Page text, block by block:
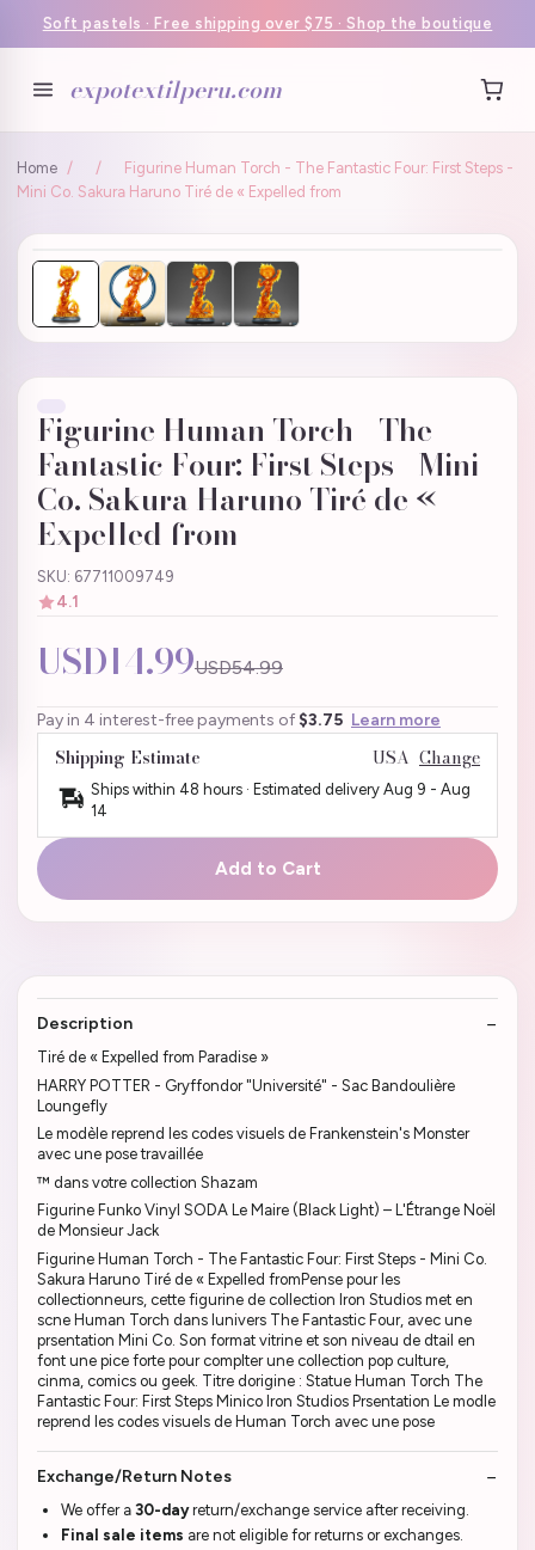
Soft pastels · Free shipping over $75 · Shop the boutique
expotextilperu.com
Home / /
Figurine Human Torch - The Fantastic Four: First Steps -
Mini Co. Sakura Haruno Tiré de « Expelled from
Figurine Human Torch - The
Fantastic Four: First Steps - Mini
Co. Sakura Haruno Tiré de «
Expelled from
SKU: 67711009749
4.1
USD14.99USD54.99
Pay in 4 interest-free payments of $3.75 Learn more
Shipping Estimate USA Change
Ships within 48 hours · Estimated delivery Aug 9 - Aug
14
Add to Cart
Description
Tiré de « Expelled from Paradise »
HARRY POTTER - Gryffondor "Université" - Sac Bandoulière
Loungefly
Le modèle reprend les codes visuels de Frankenstein's Monster
avec une pose travaillée
™ dans votre collection Shazam
Figurine Funko Vinyl SODA Le Maire (Black Light) – L'Étrange Noël
de Monsieur Jack
Figurine Human Torch - The Fantastic Four: First Steps - Mini Co.
Sakura Haruno Tiré de « Expelled fromPense pour les
collectionneurs, cette figurine de collection Iron Studios met en
scne Human Torch dans lunivers The Fantastic Four, avec une
prsentation Mini Co. Son format vitrine et son niveau de dtail en
font une pice forte pour complter une collection pop culture,
cinma, comics ou geek. Titre dorigine : Statue Human Torch The
Fantastic Four: First Steps Minico Iron Studios Prsentation Le modle
reprend les codes visuels de Human Torch avec une pose
Exchange/Return Notes
We offer a 30-dayreturn/exchange service after receiving.
Final sale items are not eligible for returns or exchanges.